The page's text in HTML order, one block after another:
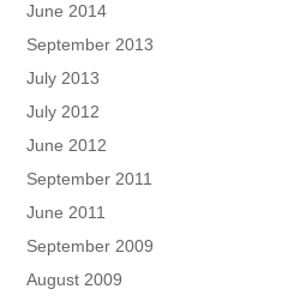
June 2014
September 2013
July 2013
July 2012
June 2012
September 2011
June 2011
September 2009
August 2009